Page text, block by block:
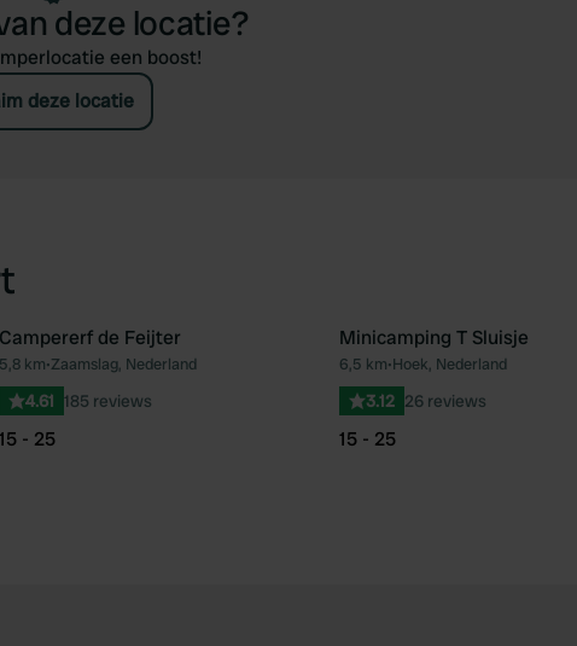
deze locatie?
een boost!
deze locatie
Favoriet
Campererf de Feijter
5,8 km•Zaamslag, Nederland
4.61 185 reviews
15 - 25
Minicamping T Sluisje
6,5 km•Hoek, Nederland
3.12 26 reviews
15 - 25